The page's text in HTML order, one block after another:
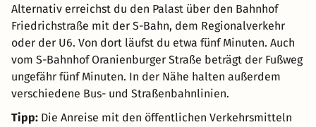
Alternativ erreichst du den Palast über den Bahnhof
Friedrichstraße mit der S-Bahn, dem Regionalverkehr
oder der U6. Von dort läufst du etwa fünf Minuten. Auch
vom S-Bahnhof Oranienburger Straße beträgt der Fußweg
ungefähr fünf Minuten. In der Nähe halten außerdem
verschiedene Bus- und Straßenbahnlinien.
Tipp: Die Anreise mit den öffentlichen Verkehrsmitteln